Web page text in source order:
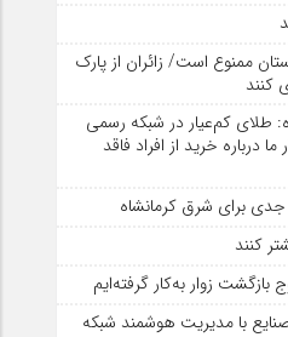
ممنوع است/ زائران از پارک
کنند
طلای کم‌عیار در شبکه رسمی
درباره خرید از افراد فاقد
جدی برای شرق کرمانشاه
کنند
زوار به‌کار گرفته‌ایم
با مدیریت هوشمند شبکه